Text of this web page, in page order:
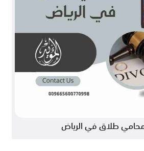
طلاق في الرياض